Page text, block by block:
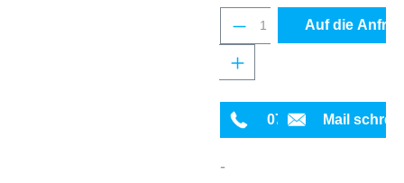
Produkt Anzahl:
Auf die
0711 342934-0
Mail
-